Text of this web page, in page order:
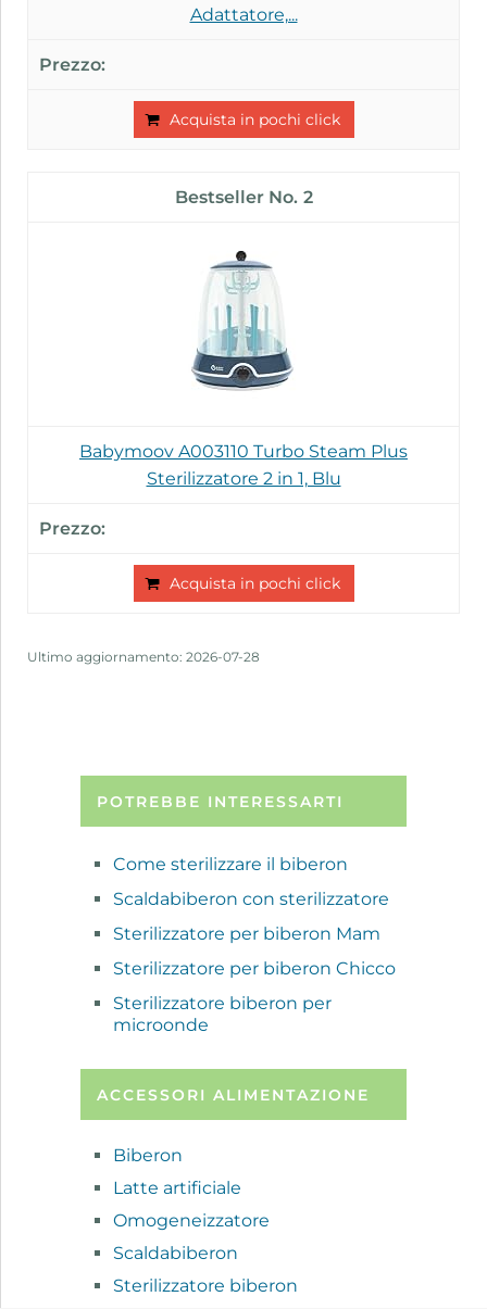
Adattatore,...
Acquista in pochi click
2
Babymoov A003110 Turbo Steam Plus
Sterilizzatore 2 in 1, Blu
Acquista in pochi click
Ultimo aggiornamento: 2026-07-28
POTREBBE INTERESSARTI
Come sterilizzare il biberon
Scaldabiberon con sterilizzatore
Sterilizzatore per biberon Mam
Sterilizzatore per biberon Chicco
Sterilizzatore biberon per
microonde
ACCESSORI ALIMENTAZIONE
Biberon
Latte artificiale
Omogeneizzatore
Scaldabiberon
Sterilizzatore biberon